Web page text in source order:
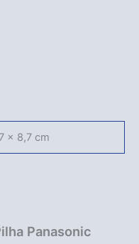
× 8,7 cm
Panasonic